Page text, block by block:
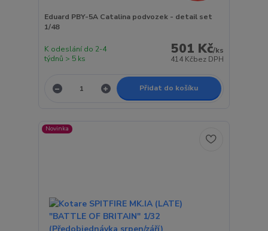
Eduard PBY-5A Catalina podvozek - detail set
1/48
501 Kč/ks
414 Kčbez DPH
K odeslání do 2-4
týdnů > 5 ks
Přidat do košíku
Novinka